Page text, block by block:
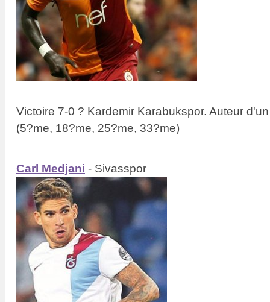
Victoire 7-0 ? Kardemir Karabukspor. Auteur
(5?me, 18?me, 25?me, 33?me)
Carl Medjani - Sivasspor